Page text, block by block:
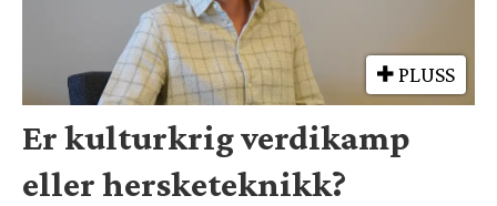
PLUSS
Er kulturkrig verdikamp
eller hersketeknikk?